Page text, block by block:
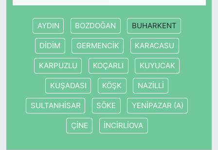
AYDIN BOZDOĞAN BUHARKENT
DİDİM GERMENCİK KARACASU
KARPUZLU KOÇARLI KUYUCAK
KUŞADASI KÖŞK NAZİLLİ
SULTANHİSAR SÖKE YENİPAZAR (A)
ÇİNE İNCİRLİOVA